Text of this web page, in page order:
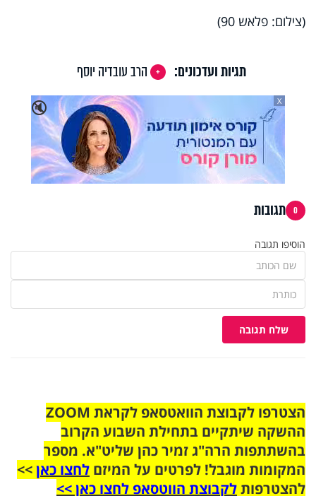
(צילום: פלאש 90)
תגיות ועדכונים:
הרב עובדיה יוסף
🔇
X
0 תגובות
הוסיפו תגובה
שלח תגובה
הצטרפו לקבוצת הוואטסאפ לקראת ZOOM
ההשקה שיתקיים בתחילת השבוע הקרוב
בהשתתפות הרה"ג זמיר כהן שליט"א. מספר
המקומות מוגבל! לפרטים על המיזם לחצו כאן>>
להצטרפותלקבוצת הווטסאפ לחצו כאן >>